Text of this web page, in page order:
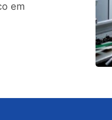
em